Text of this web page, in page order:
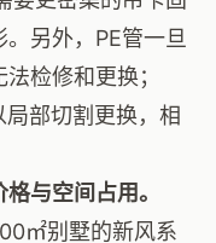
另外，PE管一旦
检修和更换；
部切割更换，相
与空间占用。
㎡别墅的新风系